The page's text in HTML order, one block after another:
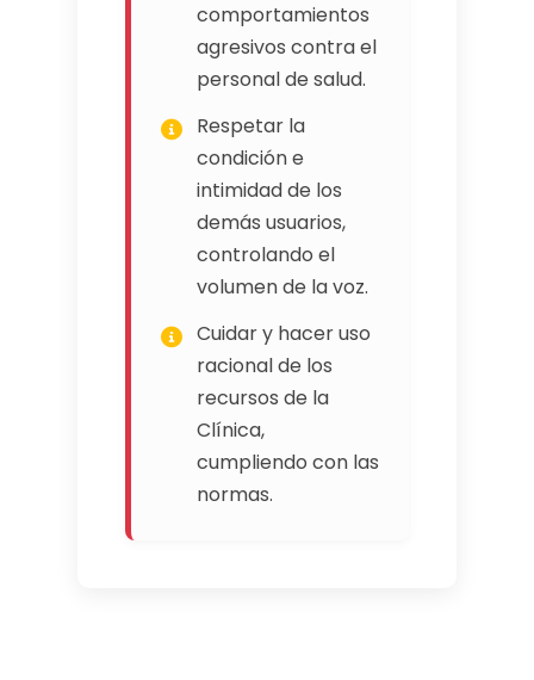
comportamientos
agresivos contra el
personal de salud.
Respetar la
condición e
intimidad de los
demás usuarios,
controlando el
volumen de la voz.
Cuidar y hacer uso
racional de los
recursos de la
Clínica,
cumpliendo con las
normas.